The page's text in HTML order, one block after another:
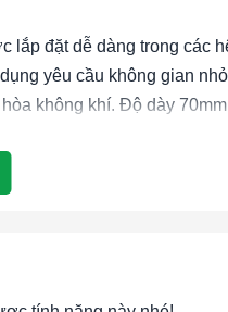
lắp đặt dễ dàng trong các
yêu cầu không gian
không khí. Độ dày
Công nghệ lọc này đặc
nghiêm ngặt về chất lượng